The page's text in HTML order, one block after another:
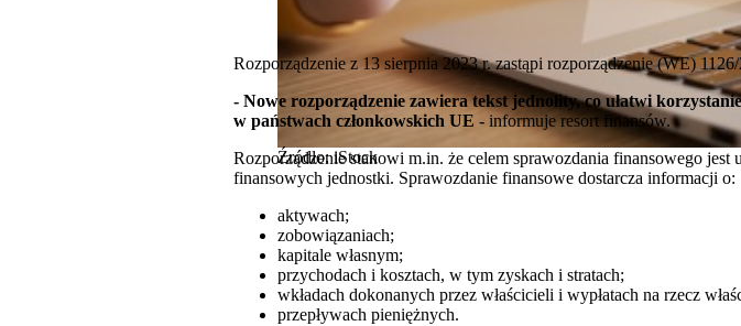
Źródło: iStock
Rozporządzenie z 13 sierpnia 2023 r. zastąpi rozporządzenie (WE)
- Nowe rozporządzenie zawiera tekst jednolity, co ułatwi
w państwach członkowskich UE - informuje resort finansów.
Rozporządzenie stanowi m.in. że celem sprawozdania finansowego
finansowych jednostki. Sprawozdanie finansowe dostarcza informacji o:
aktywach;
zobowiązaniach;
kapitale własnym;
przychodach i kosztach, w tym zyskach i stratach;
wkładach dokonanych przez właścicieli i wypłatach na rzecz
przepływach pieniężnych.